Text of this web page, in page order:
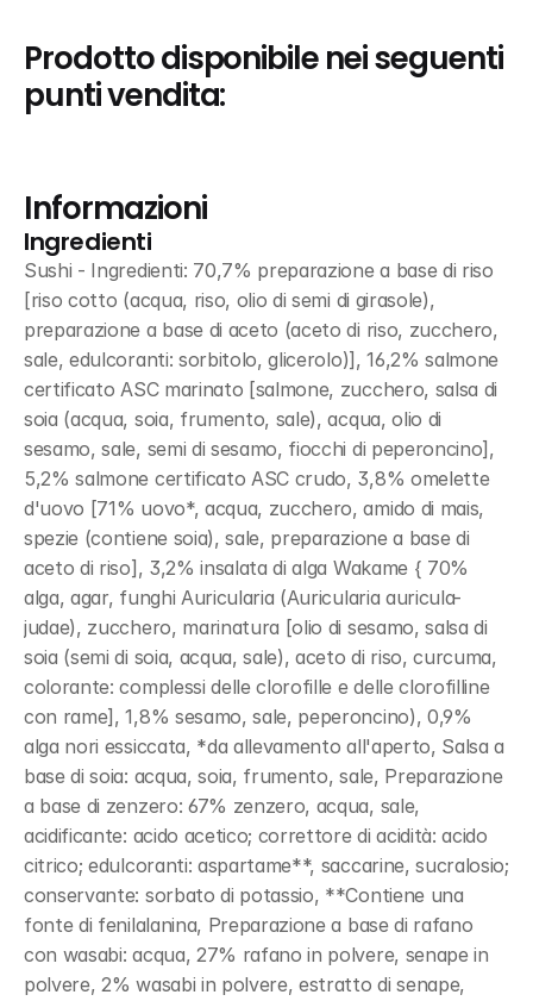
Prodotto disponibile nei seguenti
punti vendita:
Informazioni
Ingredienti
Sushi - Ingredienti: 70,7% preparazione a base di riso
[riso cotto (acqua, riso, olio di semi di girasole),
preparazione a base di aceto (aceto di riso, zucchero,
sale, edulcoranti: sorbitolo, glicerolo)], 16,2% salmone
certificato ASC marinato [salmone, zucchero, salsa di
soia (acqua, soia, frumento, sale), acqua, olio di
sesamo, sale, semi di sesamo, fiocchi di peperoncino],
5,2% salmone certificato ASC crudo, 3,8% omelette
d'uovo [71% uovo*, acqua, zucchero, amido di mais,
spezie (contiene soia), sale, preparazione a base di
aceto di riso], 3,2% insalata di alga Wakame { 70%
alga, agar, funghi Auricularia (Auricularia auricula-
judae), zucchero, marinatura [olio di sesamo, salsa di
soia (semi di soia, acqua, sale), aceto di riso, curcuma,
colorante: complessi delle clorofille e delle clorofilline
con rame], 1,8% sesamo, sale, peperoncino), 0,9%
alga nori essiccata, *da allevamento all'aperto, Salsa a
base di soia: acqua, soia, frumento, sale, Preparazione
a base di zenzero: 67% zenzero, acqua, sale,
acidificante: acido acetico; correttore di acidità: acido
citrico; edulcoranti: aspartame**, saccarine, sucralosio;
conservante: sorbato di potassio, **Contiene una
fonte di fenilalanina, Preparazione a base di rafano
con wasabi: acqua, 27% rafano in polvere, senape in
polvere, 2% wasabi in polvere, estratto di senape,